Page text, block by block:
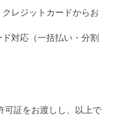
レジットカードからお
対応（一括払い・分割
可証をお渡しし、以上で